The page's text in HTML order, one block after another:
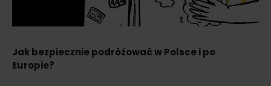
Jak bezpiecznie podróżować w Polsce i po
Europie?